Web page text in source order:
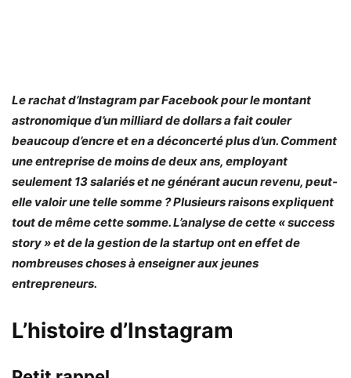
Le rachat d’Instagram par Facebook pour le montant
astronomique d’un milliard de dollars a fait couler
beaucoup d’encre et en a déconcerté plus d’un. Comment
une entreprise de moins de deux ans, employant
seulement 13 salariés et ne générant aucun revenu, peut-
elle valoir une telle somme ? Plusieurs raisons expliquent
tout de même cette somme. L’analyse de cette « success
story » et de la gestion de la startup ont en effet de
nombreuses choses à enseigner aux jeunes
entrepreneurs.
L’histoire d’Instagram